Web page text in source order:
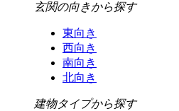
玄関の向きから探す
東向き
西向き
南向き
北向き
建物タイプから探す